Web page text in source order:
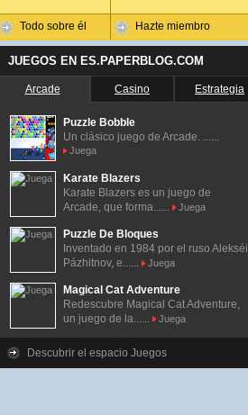
Todo sobre él Hazte miembro
JUEGOS EN ES.PAPERBLOG.COM
Arcade Casino Estrategia
Puzzle Bobble
Un clásico juego de Arcade. ......
Juega
Karate Blazers
Karate Blazers es un juego de
Arcade, que forma......
Juega
Puzzle De Bloques
Inventado en 1984 por el ruso Alekséi
Pázhitnov, e......
Juega
Magical Cat Adventure
Redescubre Magical Cat Adventure,
un juego de la......
Juega
Descubrir el espacio Juegos